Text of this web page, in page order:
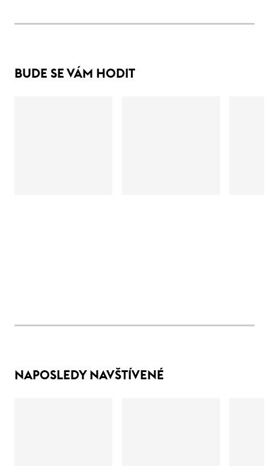
BUDE SE VÁM HODIT
NAPOSLEDY NAVŠTÍVENÉ